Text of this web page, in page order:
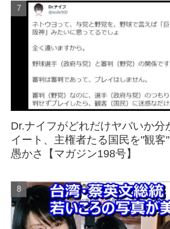
Dr.ナイフがどれだけヤバいか分
イート、主権者たる国民を"観客
愚かさ【マガジン198号】